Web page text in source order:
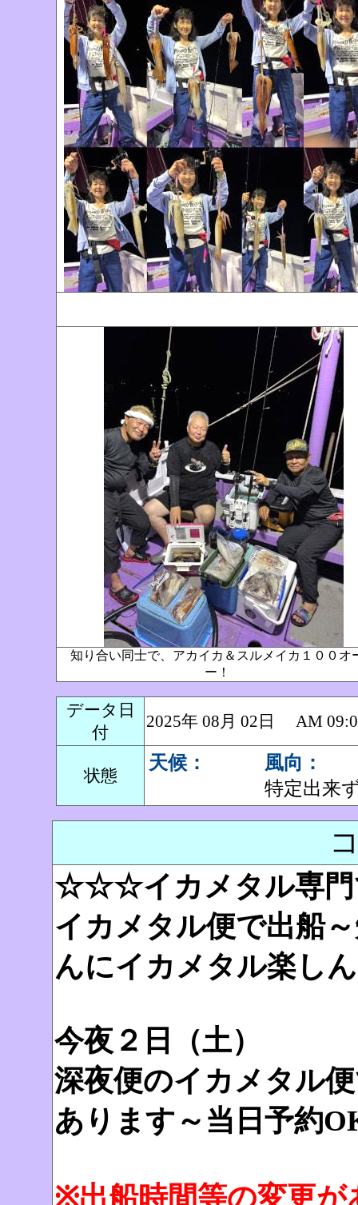
知り合い同士で、アカイカ＆スルメイカ１００オ
ー！
データ日
付
2025年 08月 02日 AM
状態
天候：
風向：
特定出来
☆☆☆イカメタル専
イカメタル便で出船
んにイカメタル楽し
今夜２日（土）
深夜便のイカメタル
あります～当日予約
※出船時間等の変更が